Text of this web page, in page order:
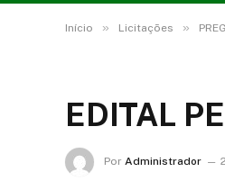
Início » Licitações »
EDITAL
Por Administrador